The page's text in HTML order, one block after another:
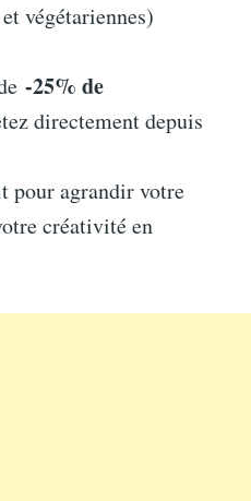
végétariennes)
-25% de
directement depuis
pour agrandir votre
créativité en